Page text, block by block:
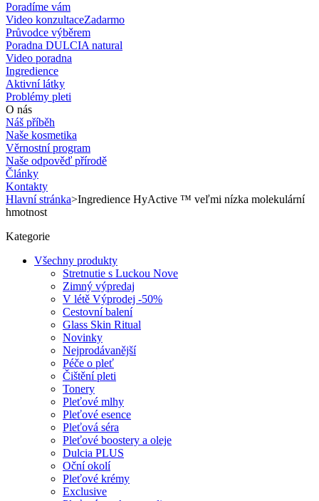
Poradíme vám
Video konzultaceZadarmo
Průvodce výběrem
Poradna DULCIA natural
Video poradna
Ingredience
Aktivní látky
Problémy pleti
O nás
Náš příběh
Naše kosmetika
Věrnostní program
Naše odpověď přírodě
Články
Kontakty
Hlavní stránka>Ingredience HyActive ™ veľmi nízka molekulární
hmotnost
Kategorie
Všechny produkty
Stretnutie s Luckou Nove
Zimný výpredaj
V létě Výprodej -50%
Cestovní balení
Glass Skin Ritual
Novinky
Nejprodávanější
Péče o pleť
Čištění pleti
Tonery
Pleťové mlhy
Pleťové esence
Pleťová séra
Pleťové boostery a oleje
Dulcia PLUS
Oční okolí
Pleťové krémy
Exclusive